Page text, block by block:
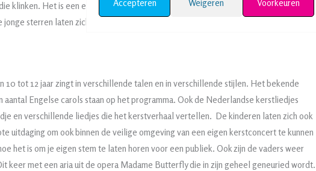
Accepteren Weigeren Voorkeuren
klinken. Het is een enorm plezier om samen te zingen, maar het is nog leuker om dan
sterren laten zich ook even solo horen.
10 tot 12 jaar zingt in verschillende talen en in verschillende stijlen. Het bekende
aantal Engelse carols staan op het programma. Ook de Nederlandse kerstliedjes
en verschillende liedjes die het kerstverhaal vertellen. De kinderen laten zich ook
uitdaging om ook binnen de veilige omgeving van een eigen kerstconcert te kunnen
het is om je eigen stem te laten horen voor een publiek. Ook zijn de vaders weer
keer met een aria uit de opera Madame Butterfly die in zijn geheel geneuried wordt.